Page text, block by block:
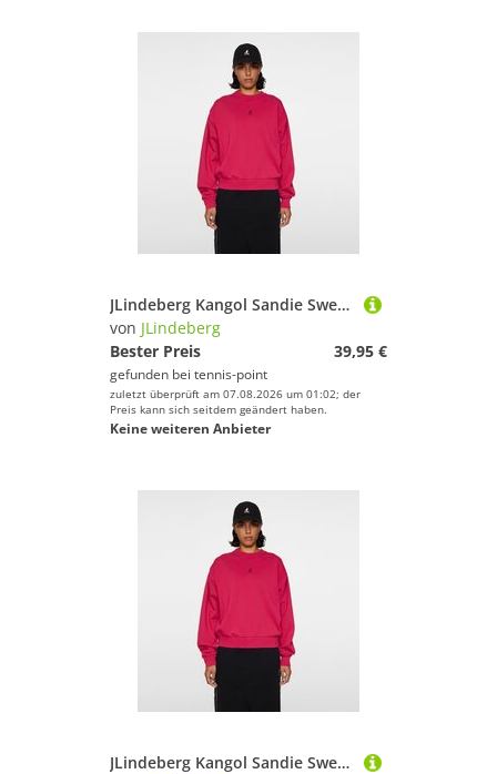
JLindeberg Kangol Sandie Sweatshirt Damen - Pink
von JLindeberg
Bester Preis
39,95 €
gefunden bei tennis-point
zuletzt überprüft am 07.08.2026 um 01:02; der
Preis kann sich seitdem geändert haben.
Keine weiteren Anbieter
JLindeberg Kangol Sandie Sweatshirt Damen - Pink